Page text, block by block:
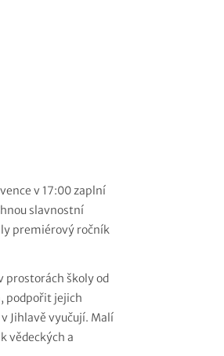
v 17:00 zaplní
slavnostní
premiérový ročník
prostorách školy od
podpořit jejich
Jihlavě vyučují. Malí
vědeckých a